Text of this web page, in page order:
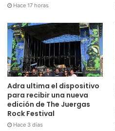
Hace 17 horas
Adra ultima el dispositivo
para recibir una nueva
edición de The Juergas
Rock Festival
Hace 3 días